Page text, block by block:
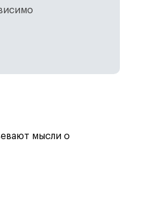
мысли о